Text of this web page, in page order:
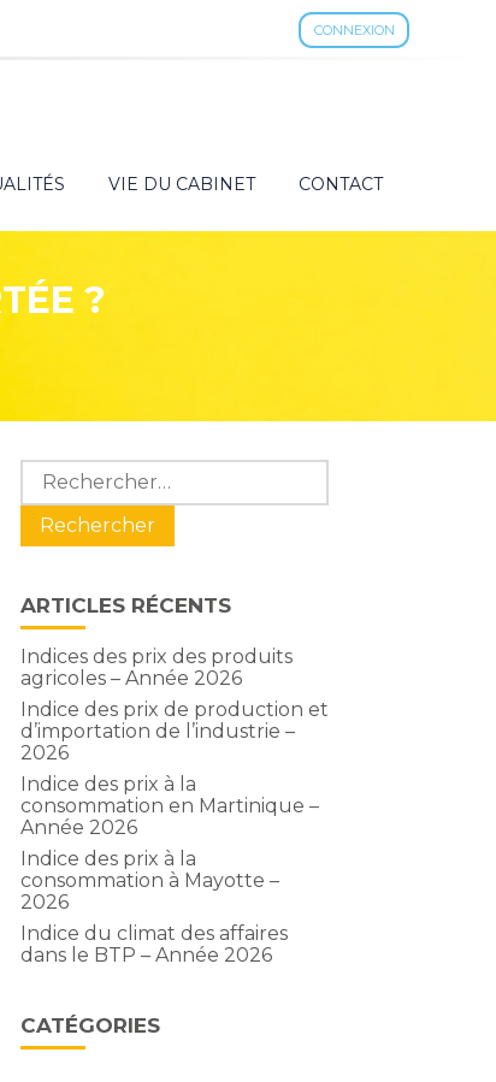
CONNEXION
VIE DU CABINET CONTACT
?
Blog
sidebar
Rechercher :
ARTICLES RÉCENTS
Indices des prix des produits
agricoles – Année 2026
Indice des prix de production et
d’importation de l’industrie –
2026
Indice des prix à la
consommation en Martinique –
Année 2026
Indice des prix à la
consommation à Mayotte –
2026
Indice du climat des affaires
dans le BTP – Année 2026
CATÉGORIES